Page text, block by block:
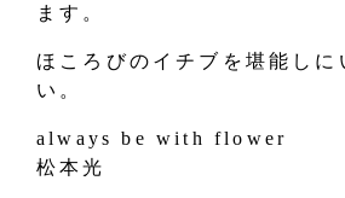
ます。
ほころびのイチブを堪能しに
い。
always be with flower
松本光